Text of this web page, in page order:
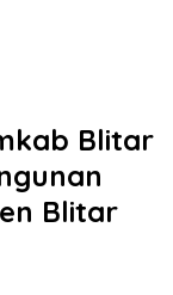
Blitar
Blitar